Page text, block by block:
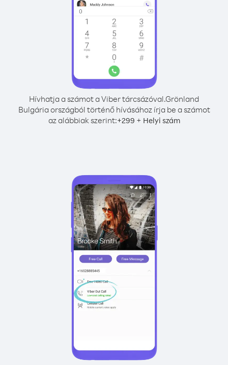
Hívhatja a számot a Viber tárcsázóval.Grönland
Bulgária országból történő hívásához írja be a számot
az alábbiak szerint:+299 + Helyi szám